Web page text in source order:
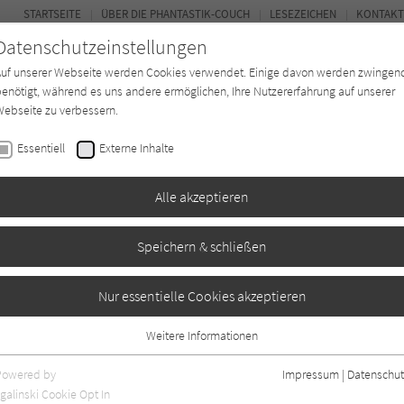
Buchtyp Autor*in Magazin
STARTSEITE ÜBER DIE PHANTASTIK-COUCH LESEZEICHEN KONTAKT
Fazbear Frights 2
unserer Webseite werden Cookies verwendet. Einige davon werden
während es uns andere ermöglichen, Ihre Nutzererfahrung auf unserer
zu verbessern.
Essentiell Externe Inhalte
Alle akzeptieren
Speichern & schließen
Nur essentielle Cookies akzeptieren
Essentielle Cookies werden für grundlegende Funktionen der Webseite
benötigt. Dadurch ist gewährleistet, dass die Webseite einwandfrei
Weitere Informationen
by
Cookie Opt In
Impressum |